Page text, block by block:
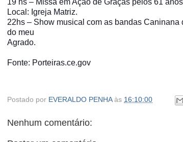
19 hs – Missa em Ação de Graças pelos 61
Local: Igreja Matriz.
22hs – Show musical com as bandas
do meu
Agrado.
Fonte: Porteiras.ce.gov
Postado por EVERALDO PENHA às 16:10:00
Nenhum comentário: